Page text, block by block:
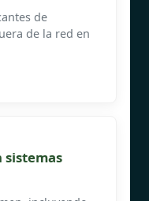
de
de la red en
sistemas